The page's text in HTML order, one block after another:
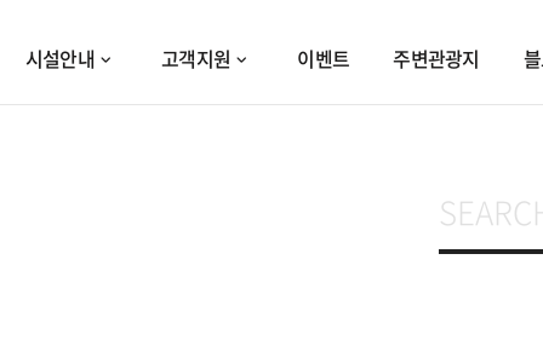
시설안내 고객지원 이벤트 주변관광지